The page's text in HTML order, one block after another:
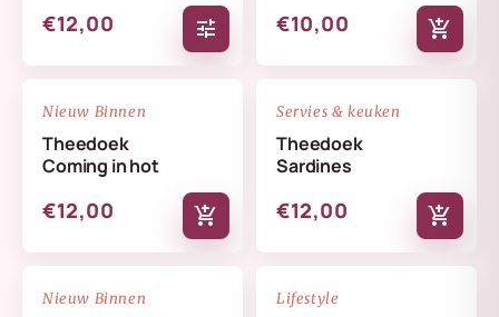
€12,00 tune €10,00 add_shopping_cart
NIEUW
Nieuw Binnen
Theedoek
Coming in hot
€12,00 add_shopping_cart
NIEUW
Servies & keuken
Theedoek
Sardines
€12,00 add_shopping_cart
NIEUW
Nieuw Binnen NIEUW
Lifestyle